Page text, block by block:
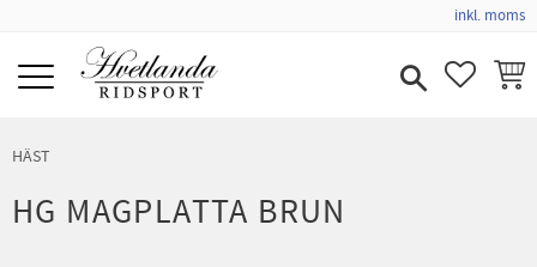
inkl. moms
HÄST
HG MAGPLATTA BRUN